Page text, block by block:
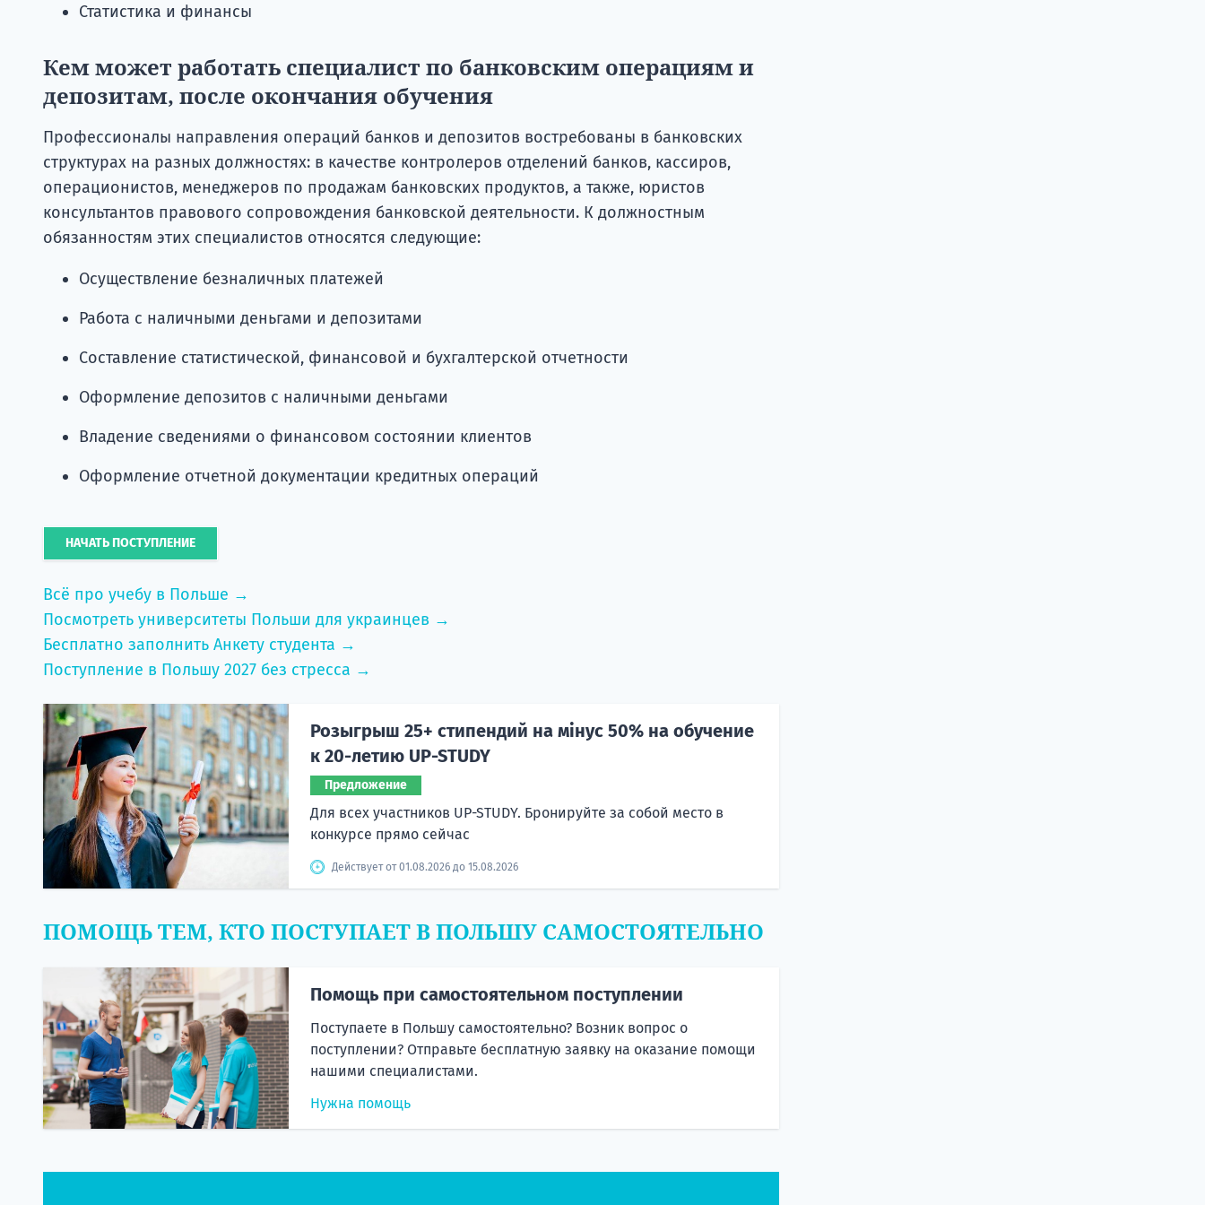
Статистика и финансы
Кем может работать специалист по банковским операциям и
депозитам, после окончания обучения
Профессионалы направления операций банков и депозитов востребованы в банковских
структурах на разных должностях: в качестве контролеров отделений банков, кассиров,
операционистов, менеджеров по продажам банковских продуктов, а также, юристов
консультантов правового сопровождения банковской деятельности. К должностным
обязанностям этих специалистов относятся следующие:
Осуществление безналичных платежей
Работа с наличными деньгами и депозитами
Составление статистической, финансовой и бухгалтерской отчетности
Оформление депозитов с наличными деньгами
Владение сведениями о финансовом состоянии клиентов
Оформление отчетной документации кредитных операций
НАЧАТЬ ПОСТУПЛЕНИЕ
Всё про учебу в Польше →
Посмотреть университеты Польши для украинцев →
Бесплатно заполнить Анкету студента →
Поступление в Польшу 2027 без стресса →
Розыгрыш 25+ стипендий на мінус 50% на обучение
к 20-летию UP-STUDY
Предложение
Для всех участников UP-STUDY. Бронируйте за собой место в
конкурсе прямо сейчас
Действует от 01.08.2026 до 15.08.2026
ПОМОЩЬ ТЕМ, КТО ПОСТУПАЕТ В ПОЛЬШУ САМОСТОЯТЕЛЬНО
Помощь при самостоятельном поступлении
Поступаете в Польшу самостоятельно? Возник вопрос о
поступлении? Отправьте бесплатную заявку на оказание помощи
нашими специалистами.
Нужна помощь